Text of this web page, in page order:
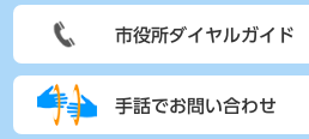
市役所ダイヤルガイド
手話でお問い合わせ